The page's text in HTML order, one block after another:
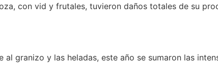
con vid y frutales, tuvieron daños totales de su
granizo y las heladas, este año se sumaron las